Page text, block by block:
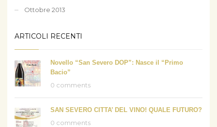
Ottobre 2013
ARTICOLI RECENTI
Novello “San Severo DOP”: Nasce il “Primo
Bacio”
0 comments
SAN SEVERO CITTA’ DEL VINO! QUALE FUTURO?
0 comments